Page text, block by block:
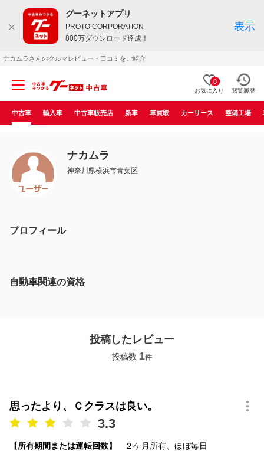
グーネットアプリ
PROTO CORPORATION
800万ダウンロード達成！
表示
ナカムラさんのクルマレビュー・口コミをご紹介
0
お気に入り 閲覧履歴
中古車 輸入車 中古車販売店 新車 車買取 カーリース 整備工場
ナカムラ
神奈川県横浜市青葉区
プロフィール
自動車関連の資格
投稿したレビュー
投稿数 1件
思ったより、Ｃクラスは良い。
3.3
【所有期間または運転回数】 ２ケ月所有、ほぼ毎日